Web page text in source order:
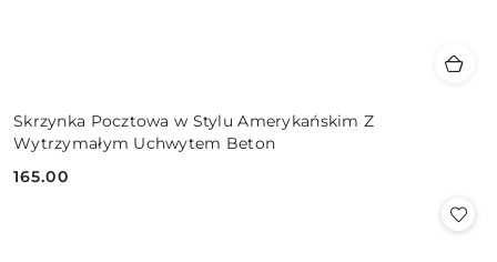
Skrzynka Pocztowa w Stylu Amerykańskim Z
Wytrzymałym Uchwytem Beton
Cena:
165.00